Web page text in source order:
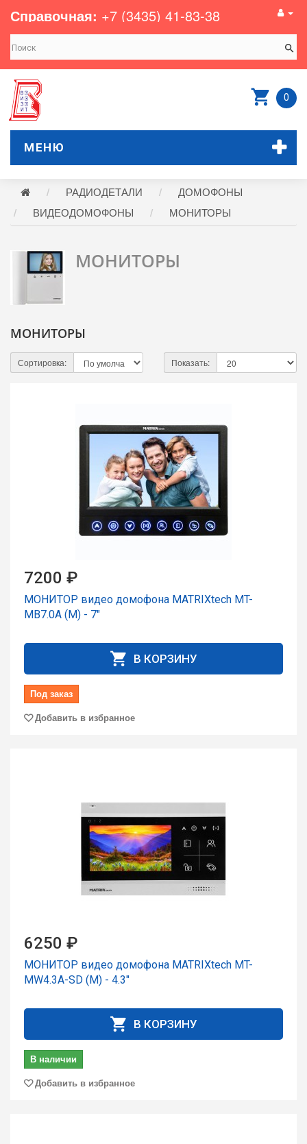
Справочная: +7 (3435) 41-83-38
0
МЕНЮ
РАДИОДЕТАЛИ
ДОМОФОНЫ
ВИДЕОДОМОФОНЫ
МОНИТОРЫ
МОНИТОРЫ
МОНИТОРЫ
Сортировка: Показать:
7200 ₽
МОНИТОР видео домофона MATRIXtech MT-
MB7.0А (M) - 7"
В КОРЗИНУ
Под заказ
Добавить в избранное
6250 ₽
МОНИТОР видео домофона MATRIXtech MT-
MW4.3A-SD (M) - 4.3"
В КОРЗИНУ
В наличии
Добавить в избранное